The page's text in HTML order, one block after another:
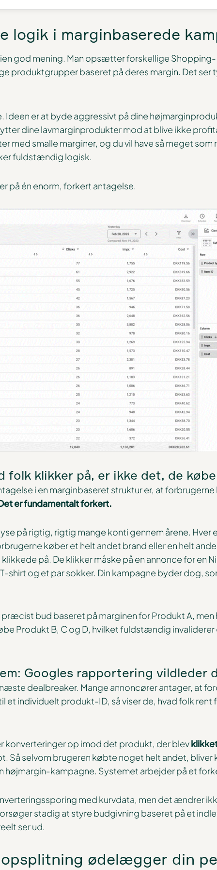
logik i marginbaserede
god mening. Man opsætter forskellige
produktgrupper baseret på deres margin. Det ser
Ideen er at byde aggressivt på dine
dine lavmarginprodukter mod at blive ikke
med smalle marginer, og du vil have så meget som
fuldstændig logisk.
på én enorm, forkert antagelse.
folk klikker på, er ikke det, de
i en marginbaseret struktur er, at
er fundamentalt forkert.
på rigtig, rigtig mange konti gennem årene. Hver
køber et helt andet brand eller en helt
på. De klikker måske på en annonce for en
shirt og et par sokker. Din kampagne byder dog,
bud baseret på marginen for Produkt A, men
Produkt B, C og D, hvilket fuldstændig
Googles rapportering vildleder
dealbreaker. Mange annoncører antager, at
et individuelt produkt-ID, så viser de, hvad folk rent
konverteringer op imod det produkt, der blev
Så selvom brugeren købte noget helt andet,
højmargin-kampagne. Systemet arbejder på et
med kurvdata, men det ændrer
stadig at styre budgivning baseret på et
ser ud.
ødelægger din